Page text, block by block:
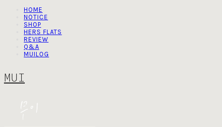
HOME
NOTICE
SHOP
HERS FLATS
REVIEW
Q&A
MUILOG
MUI